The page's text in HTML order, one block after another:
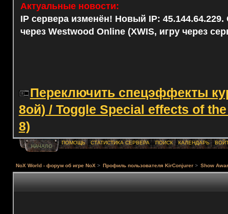
Актуальные новости:
IP сервера изменён! Новый IP: 45.144.64.229.
через Westwood Online (XWIS, игру через
Переключить спецэффекты
8ой) / Toggle Special effects of
8)
НАЧАЛО
ПОМОЩЬ СТАТИСТИКА СЕРВЕРА ПОИСК КАЛЕНДАРЬ
NoX World - форум об игре NoX > Профиль пользователя KirConjurer > Show